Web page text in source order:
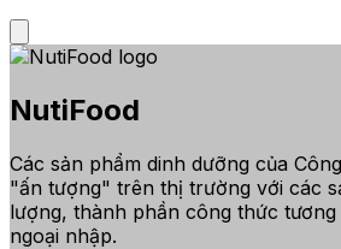
NutiFood
Các sản phẩm dinh dưỡng của
"ấn tượng" trên thị trường với các
lượng, thành phần công thức
ngoại nhập.